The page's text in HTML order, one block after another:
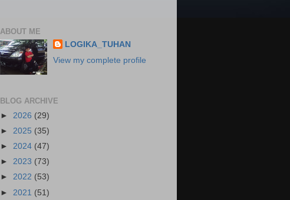
ABOUT ME
LOGIKA_TUHAN
View my complete profile
BLOG ARCHIVE
► 2026 (29)
► 2025 (35)
► 2024 (47)
► 2023 (73)
► 2022 (53)
► 2021 (51)